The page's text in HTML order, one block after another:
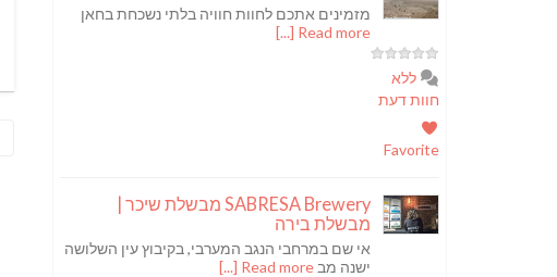
מזמינים אתכם לחוות חוויה בלתי נשכחת בחאן
Read more [...]
ללא
חוות דעת
Favorite
SABRESA Brewery מבשלת שיכר |
מבשלת בירה
אי שם במרחבי הנגב המערבי, בקיבוץ עין השלושה
ישנה מב Read more [...]